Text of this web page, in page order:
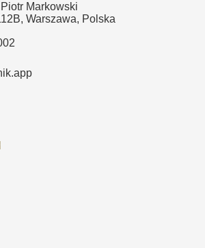
Markowski
Warszawa, Polska